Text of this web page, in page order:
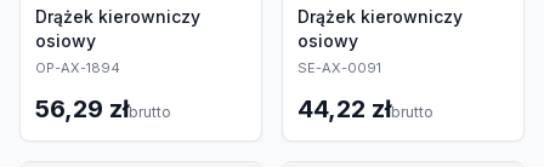
Drążek kierowniczy
osiowy
OP-AX-1894
56,29 złbrutto
Drążek kierowniczy
osiowy
SE-AX-0091
44,22 złbrutto